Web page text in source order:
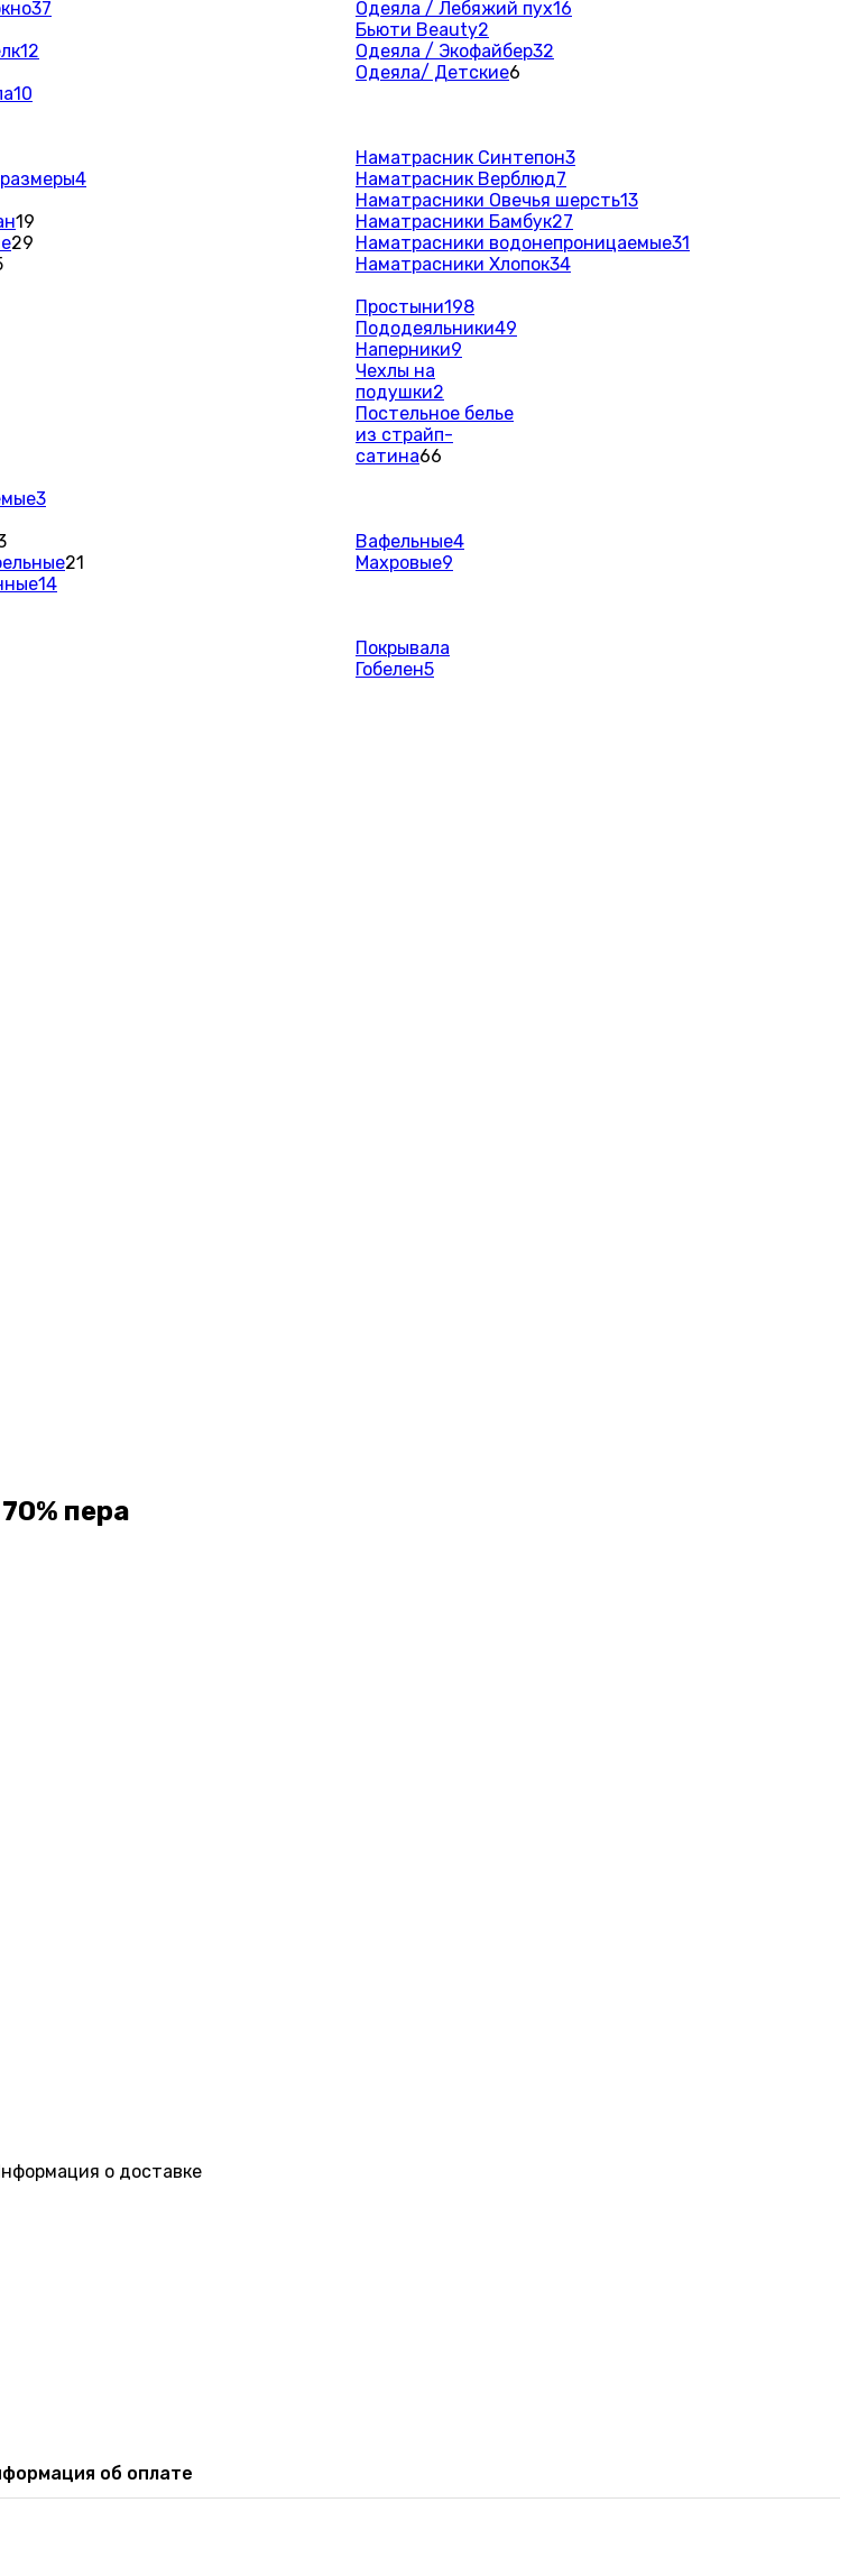
37
12
10
Одеяла / Лебяжий пух16
Бьюти Beauty2
Одеяла / Экофайбер32
Одеяла/ Детские6
4
19
29
Наматрасник Синтепон3
Наматрасник Верблюд7
Наматрасники Овечья шерсть13
Наматрасники Бамбук27
Наматрасники водонепроницаемые31
Наматрасники Хлопок34
3
Простыни198
Пододеяльники49
Наперники9
Чехлы на
подушки2
Постельное белье
из страйп-
сатина66
21
14
Вафельные4
Махровые9
Покрывала
Гобелен5
пера
о доставке
об оплате